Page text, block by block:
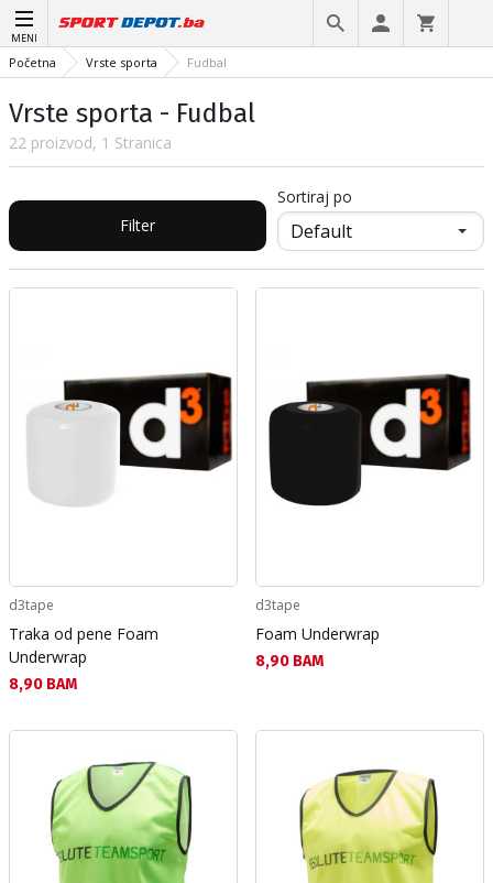
MENI
Početna Vrste sporta Fudbal
Vrste sporta - Fudbal
22 proizvod, 1 Stranica
Filter
Sortiraj po
d3tape
Traka od pene Foam
Underwrap
Текуща цена:
8,90 BAM
d3tape
Foam Underwrap
Текуща цена:
8,90 BAM